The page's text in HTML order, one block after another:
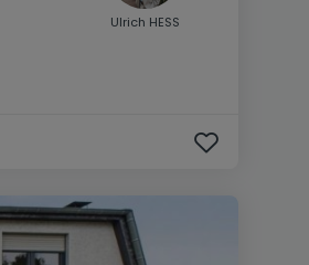
Ulrich HESS